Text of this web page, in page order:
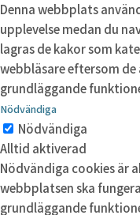
Denna webbplats
upplevelse medan du
lagras de kakor som
webbläsare eftersom
grundläggande
Nödvändiga
Nödvändiga
Alltid aktiverad
Nödvändiga cookies är
webbplatsen ska
grundläggande